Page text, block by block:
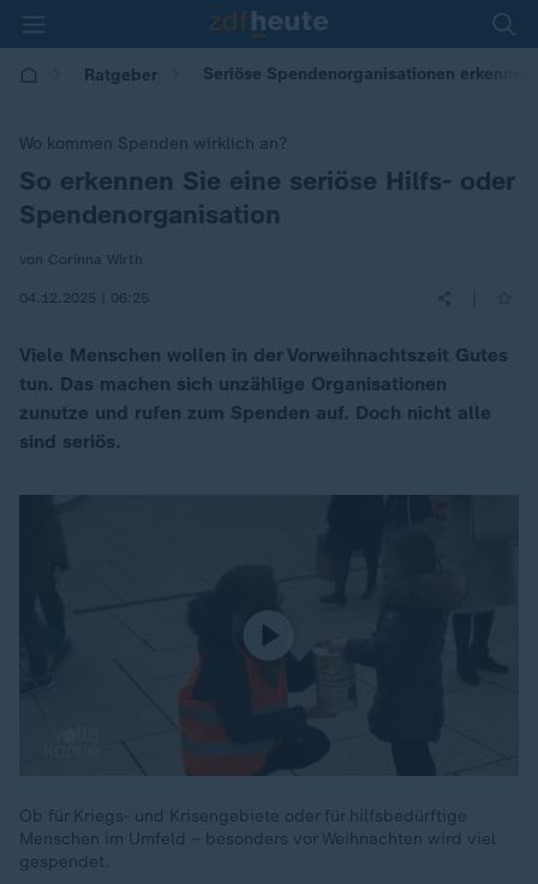
Ratgeber Seriöse Spendenorganisationen
Wo kommen Spenden wirklich an?
:
So erkennen Sie eine seriöse Hilfs- oder
Spendenorganisation
von Corinna Wirth
04.12.2025 | 06:25
Viele Menschen wollen in der Vorweihnachtszeit Gutes
tun. Das machen sich unzählige Organisationen
zunutze und rufen zum Spenden auf. Doch nicht alle
sind seriös.
Ob für Kriegs- und Krisengebiete oder für hilfsbedürftige
Menschen im Umfeld – besonders vor Weihnachten wird viel
gespendet.